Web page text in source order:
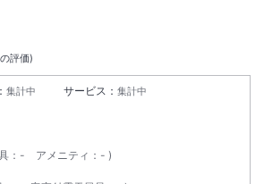
評価)
集計中 サービス： 集計中
： - アメニティ ： -